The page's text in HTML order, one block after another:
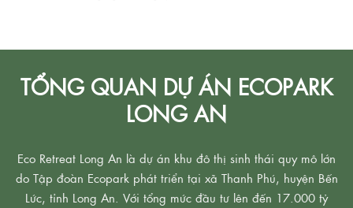
TỔNG QUAN DỰ ÁN ECOPARK
LONG AN
Eco Retreat Long An là dự án khu đô thị sinh thái quy mô lớn
do Tập đoàn Ecopark phát triển tại xã Thanh Phú, huyện Bến
Lức, tỉnh Long An. Với tổng mức đầu tư lên đến 17.000 tỷ